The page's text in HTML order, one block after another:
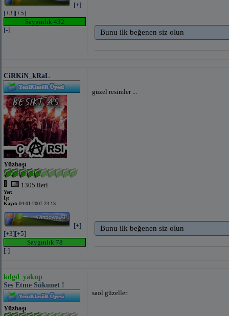
[+]
[+3][+5]
Saygınlık 432
[-]
Bunu ilk beğenen siz olun
CiRKiN_kRaL
Yüzbaşı
1305 ileti
Yer:
İş:
Kayıt: 04-01-2007 23:13
[+]
[+3][+5]
Saygınlık 78
[-]
güzel resimler ...
Bunu ilk beğenen siz olun
kdgd_yakup
Ses Etme Sükunet !
Yüzbaşı
saol güzeller